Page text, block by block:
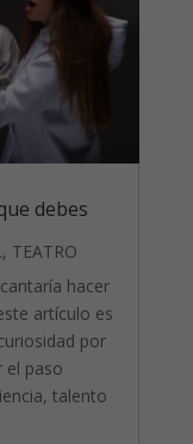
debes
, TEATRO
hacer
artículo es
por
el paso
talento